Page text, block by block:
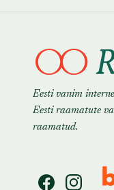
Eesti vanim
Eesti raamatute
raamatud.